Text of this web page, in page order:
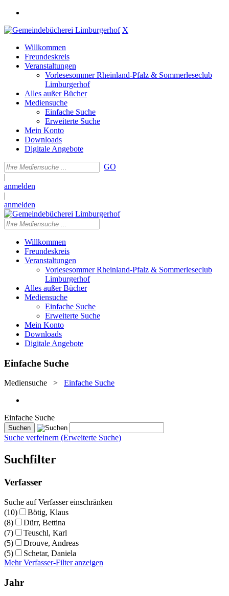
X
Willkommen
Freundeskreis
Veranstaltungen
Vorlesesommer Rheinland-Pfalz & Sommerleseclub
Limburgerhof
Alles außer Bücher
Mediensuche
Einfache Suche
Erweiterte Suche
Mein Konto
Downloads
Digitale Angebote
GO
|
anmelden
|
anmelden
Willkommen
Freundeskreis
Veranstaltungen
Vorlesesommer Rheinland-Pfalz & Sommerleseclub
Limburgerhof
Alles außer Bücher
Mediensuche
Einfache Suche
Erweiterte Suche
Mein Konto
Downloads
Digitale Angebote
Einfache Suche
Mediensuche > Einfache Suche
Einfache Suche
Suche verfeinern (Erweiterte Suche)
Suchfilter
Verfasser
Suche auf Verfasser einschränken
(10)
Bötig, Klaus
(8)
Dürr, Bettina
(7)
Teuschl, Karl
(5)
Drouve, Andreas
(5)
Schetar, Daniela
Mehr Verfasser-Filter anzeigen
Jahr